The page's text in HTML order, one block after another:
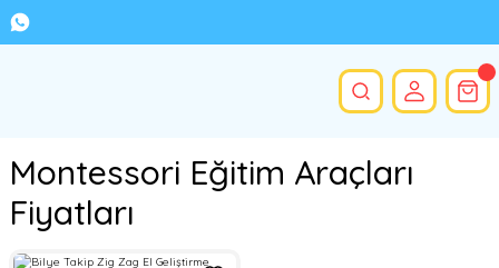
Montessori Eğitim Araçları
Fiyatları